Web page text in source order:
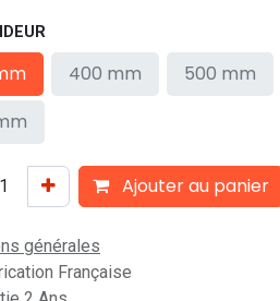
400 mm 500 mm
Ajouter au panier
générales
Française